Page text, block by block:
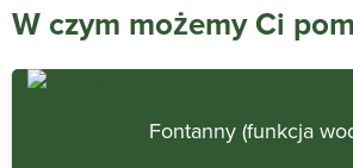
W czym możemy Ci
Fontanny (funkcja